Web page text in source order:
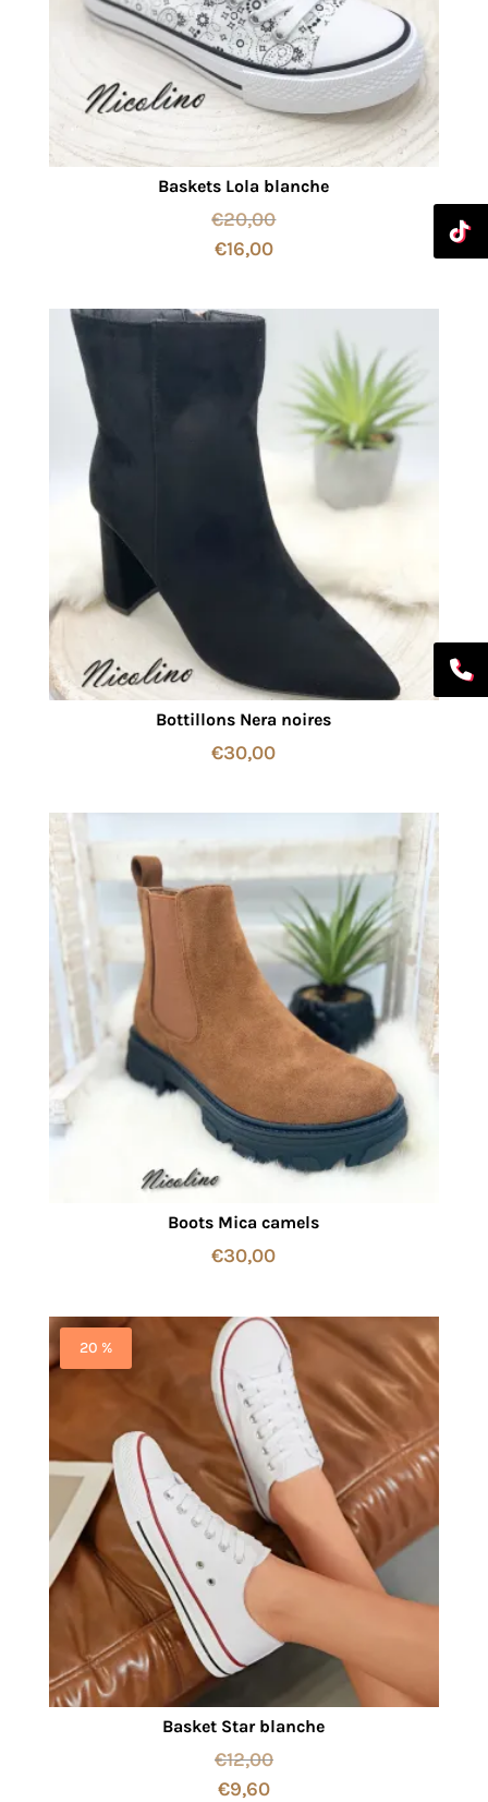
Baskets Lola blanche
€20,00
€16,00
Bottillons Nera noires
€30,00
Boots Mica camels
€30,00
20 %
Basket Star blanche
€12,00
€9,60